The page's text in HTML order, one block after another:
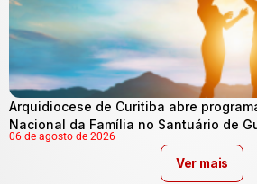
Arquidiocese de Curitiba abre
Nacional da Família no Santuário de
06 de agosto de 2026
Ver mais